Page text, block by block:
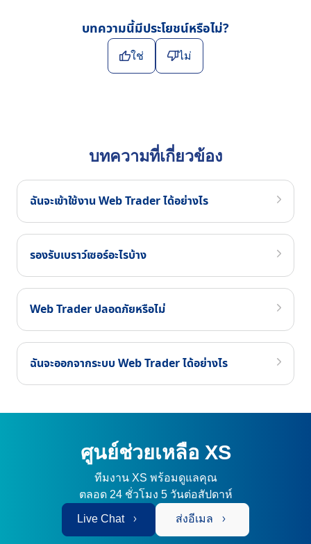
บทความนี้มีประโยชน์หรือไม่?
ใช่ ไม่
บทความที่เกี่ยวข้อง
ฉันจะเข้าใช้งาน Web Trader ได้อย่างไร
รองรับเบราว์เซอร์อะไรบ้าง
Web Trader ปลอดภัยหรือไม่
ฉันจะออกจากระบบ Web Trader ได้อย่างไร
ศูนย์ช่วยเหลือ XS
ทีมงาน XS พร้อมดูแลคุณ
ตลอด 24 ชั่วโมง 5 วันต่อสัปดาห์
Live Chat ส่งอีเมล